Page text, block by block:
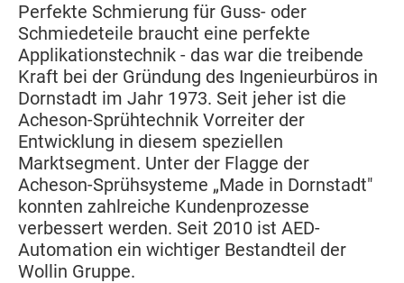
Perfekte Schmierung für Guss- oder
Schmiedeteile braucht eine perfekte
Applikationstechnik - das war die treibende
Kraft bei der Gründung des Ingenieurbüros in
Dornstadt im Jahr 1973. Seit jeher ist die
Acheson-Sprühtechnik Vorreiter der
Entwicklung in diesem speziellen
Marktsegment. Unter der Flagge der
Acheson-Sprühsysteme „Made in Dornstadt"
konnten zahlreiche Kundenprozesse
verbessert werden. Seit 2010 ist AED-
Automation ein wichtiger Bestandteil der
Wollin Gruppe.